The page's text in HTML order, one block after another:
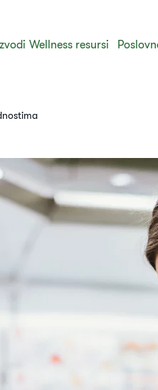
Wellness resursi